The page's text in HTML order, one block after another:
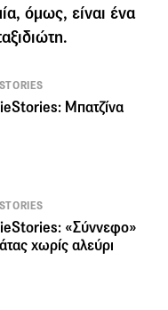
όμως, είναι ένα
Μπατζίνα
«Σύννεφο»
χωρίς αλεύρι